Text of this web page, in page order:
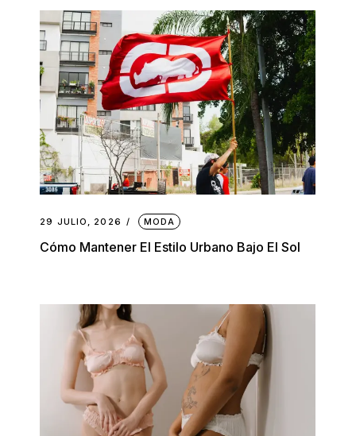
29 JULIO, 2026 MODA
Cómo Mantener El Estilo Urbano Bajo El Sol